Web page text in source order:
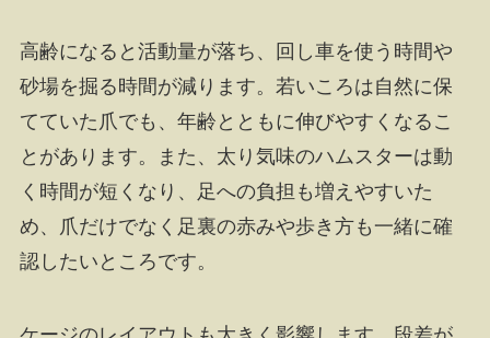
高齢になると活動量が落ち、回し車を使う時間や
砂場を掘る時間が減ります。若いころは自然に保
てていた爪でも、年齢とともに伸びやすくなるこ
とがあります。また、太り気味のハムスターは動
く時間が短くなり、足への負担も増えやすいた
め、爪だけでなく足裏の赤みや歩き方も一緒に確
認したいところです。